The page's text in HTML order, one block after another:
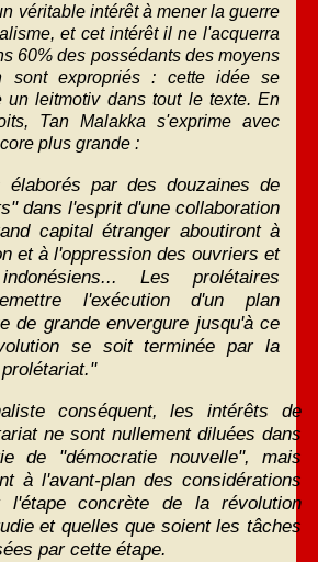
véritable intérêt à mener la guerre
et cet intérêt il ne l'acquerra
60% des possédants des moyens
sont expropriés : cette idée se
un leitmotiv dans tout le texte. En
Tan Malakka s'exprime avec
plus grande :
élaborés par des douzaines de
dans l'esprit d'une collaboration
capital étranger aboutiront à
et à l'oppression des ouvriers et
Les prolétaires
l'exécution d'un plan
de grande envergure jusqu'à ce
se soit terminée par la
conséquent, les intérêts de
ne sont nullement diluées dans
de "démocratie nouvelle", mais
à l'avant-plan des considérations
l'étape concrète de la révolution
et quelles que soient les tâches
par cette étape.